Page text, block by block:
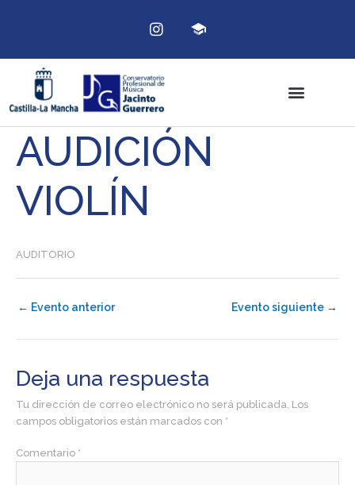
AUDICIÓN
VIOLÍN
AUDITORIO
← Evento anterior Evento siguiente →
Deja una respuesta
Tu dirección de correo electrónico no será publicada. Los
campos obligatorios están marcados con *
Comentario *